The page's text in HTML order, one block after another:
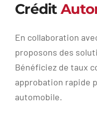
Crédit
En collaboration
proposons des
Bénéficiez de taux
approbation rapide
automobile.